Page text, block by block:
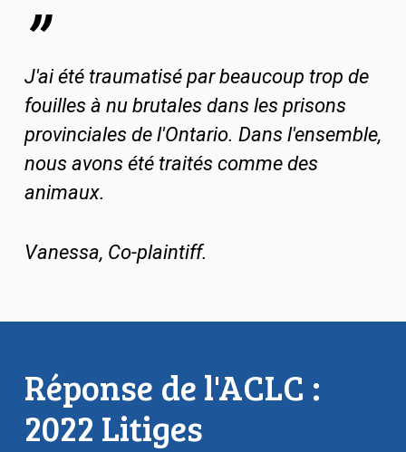
”
J'ai été traumatisé par beaucoup trop de
fouilles à nu brutales dans les prisons
provinciales de l'Ontario. Dans l'ensemble,
nous avons été traités comme des
animaux.
Vanessa, Co-plaintiff.
Réponse de l'ACLC :
2022 Litiges